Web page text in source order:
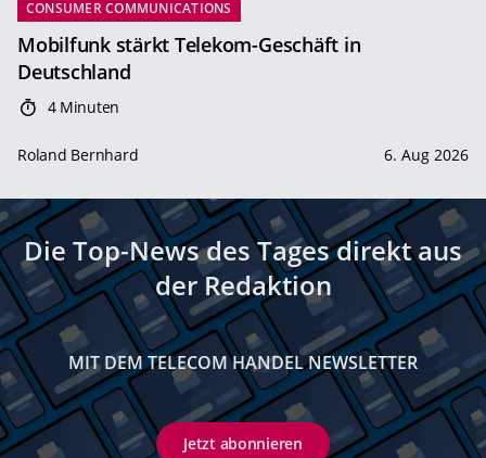
CONSUMER COMMUNICATIONS
Mobilfunk stärkt Telekom-Geschäft in
Deutschland
4 Minuten
Roland Bernhard 6. Aug 2026
Die Top-News des Tages direkt aus
der Redaktion
MIT DEM TELECOM HANDEL NEWSLETTER
Jetzt abonnieren